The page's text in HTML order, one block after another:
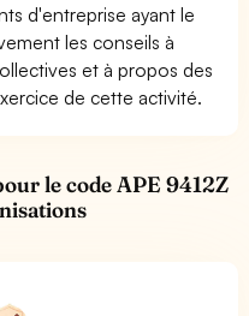
d'entreprise ayant le
les conseils à
et à propos des
de cette activité.
le code APE 9412Z